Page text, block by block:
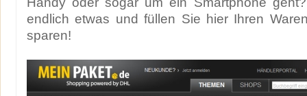
endlich etwas und füllen Sie hier Ihren
sparen!